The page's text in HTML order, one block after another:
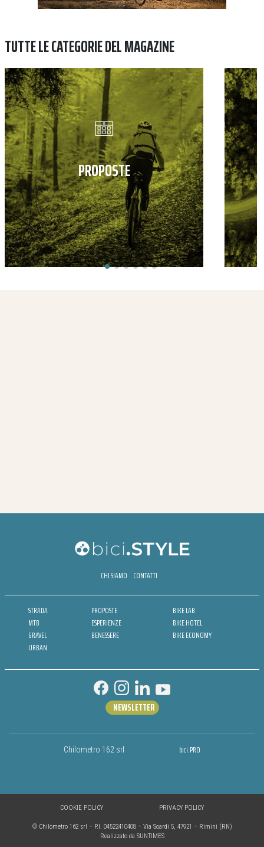
TUTTE LE CATEGORIE DEL MAGAZINE
PROPOSTE
CHI SIAMO CONTATTI
STRADA
MTB
GRAVEL
URBAN
PROPOSTE
ESPERIENZE
BENESSERE
BIKE LAB
BIKE HOTEL
BIKE ECONOMY
Chilometro 162 srl bici.PRO
NEWSLETTER
© Chilometro 162 srl – P.I. 04522410408 – Via Soardi 5, 47921 – Rimini (RN)
Realizzato da SUNTIMES
COOKIE POLICY PRIVACY POLICY